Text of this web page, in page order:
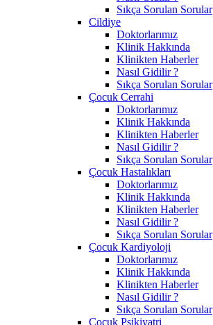
Sıkça Sorulan Sorular
Cildiye
Doktorlarımız
Klinik Hakkında
Klinikten Haberler
Nasıl Gidilir ?
Sıkça Sorulan Sorular
Çocuk Cerrahi
Doktorlarımız
Klinik Hakkında
Klinikten Haberler
Nasıl Gidilir ?
Sıkça Sorulan Sorular
Çocuk Hastalıkları
Doktorlarımız
Klinik Hakkında
Klinikten Haberler
Nasıl Gidilir ?
Sıkça Sorulan Sorular
Çocuk Kardiyoloji
Doktorlarımız
Klinik Hakkında
Klinikten Haberler
Nasıl Gidilir ?
Sıkça Sorulan Sorular
Çocuk Psikiyatri